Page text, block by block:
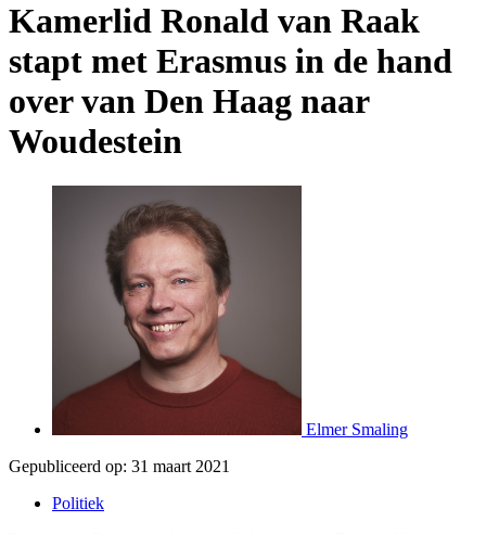
Kamerlid Ronald van Raak
stapt met Erasmus in de hand
over van Den Haag naar
Woudestein
Elmer Smaling
Gepubliceerd op: 31 maart 2021
Politiek